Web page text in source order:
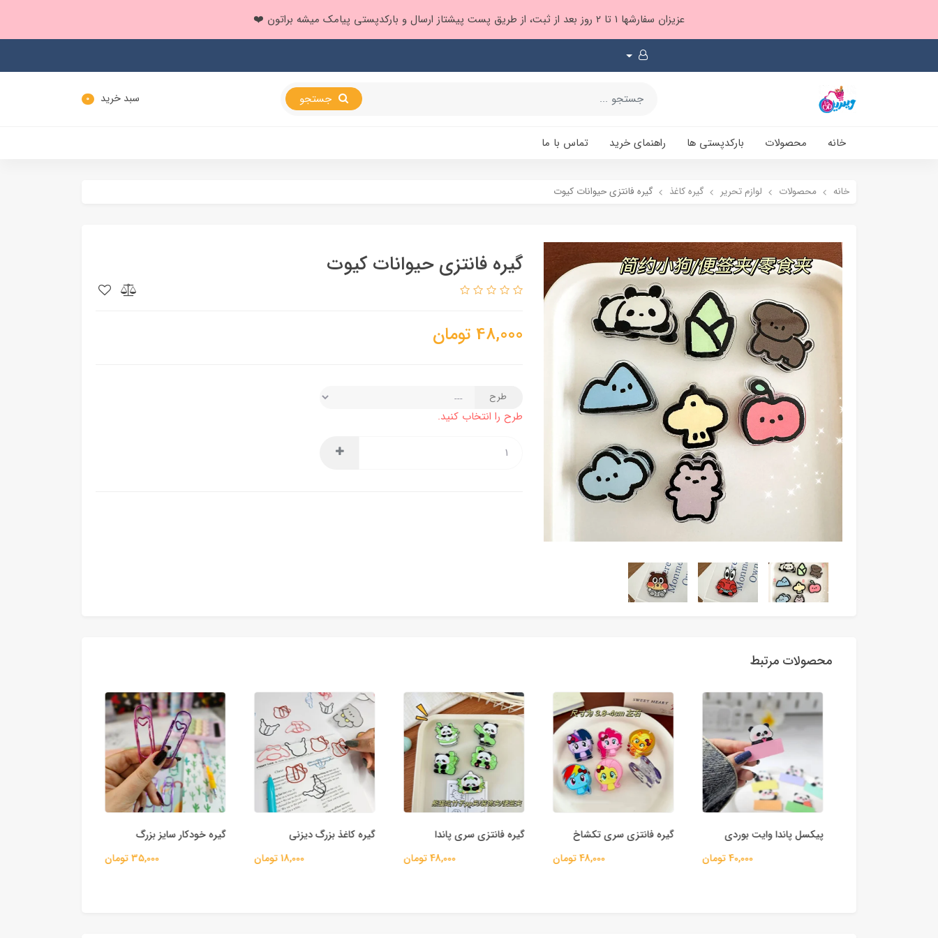
عزیزان سفارشها ۱ تا ۲ روز بعد از ثبت، از طریق پست پیشتاز ارسال و بارکدپستی پیامک میشه براتون ❤️
سبد خرید 0
خانه محصولات بارکدپستی ها راهنمای خرید تماس با ما
خانه محصولات لوازم تحریر گیره کاغذ گیره فانتزی حیوانات کیوت
گیره فانتزی حیوانات کیوت
48,000 تومان
طرح
طرح را انتخاب کنید.
محصولات مرتبط
پیکسل پاندا وایت بوردی
40,000 تومان
گیره فانتزی سری تکشاخ
48,000 تومان
گیره فانتزی سری پاندا
48,000 تومان
گیره کاغذ بزرگ دیزنی
18,000 تومان
گیره خودکار سایز بزرگ
35,000 تومان